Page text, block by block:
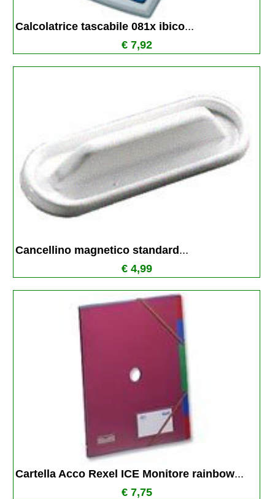
Calcolatrice tascabile 081x ibico...
€ 7,92
Cancellino magnetico standard ...
€ 4,99
Cartella Acco Rexel ICE Monitore rainbow...
€ 7,75